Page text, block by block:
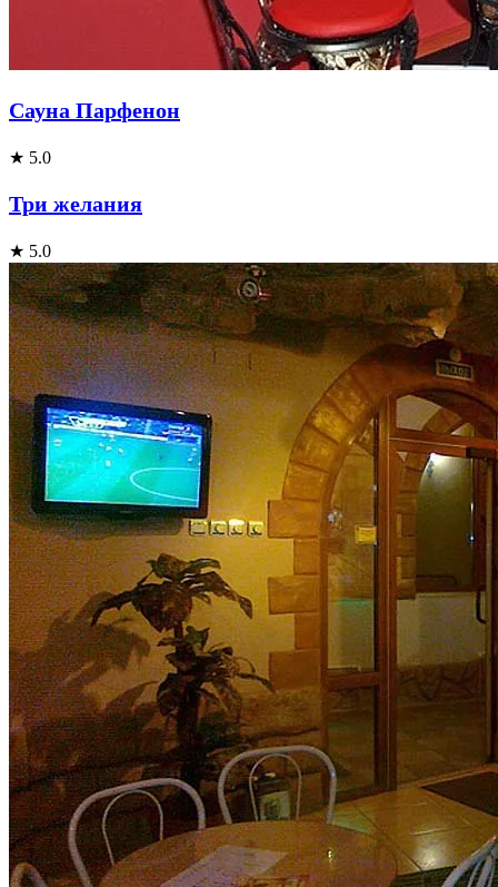
Сауна Парфенон
★ 5.0
Три желания
★ 5.0